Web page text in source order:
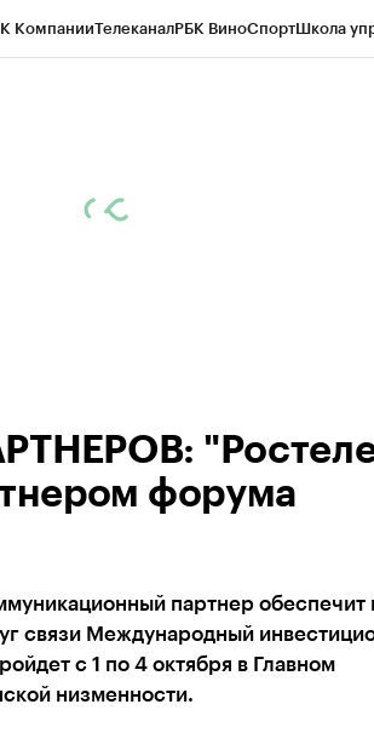
КомпанииТелеканалРБК ВиноСпортШкола
форума
партнер обеспечит
связи Международный
с 1 по 4 октября в Главном
низменности.